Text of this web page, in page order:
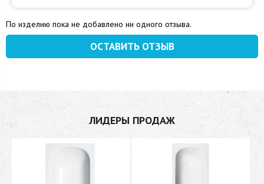
По изделию пока не добавлено ни одного отзыва.
ОСТАВИТЬ ОТЗЫВ
ЛИДЕРЫ ПРОДАЖ